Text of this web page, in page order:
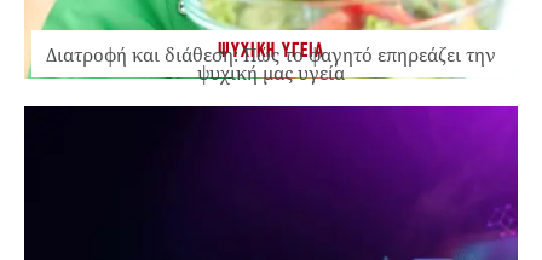
ΨΥΧΙΚΗ ΥΓΕΙΑ
Διατροφή και διάθεση: Πώς το φαγητό επηρεάζει την
ψυχική μας υγεία